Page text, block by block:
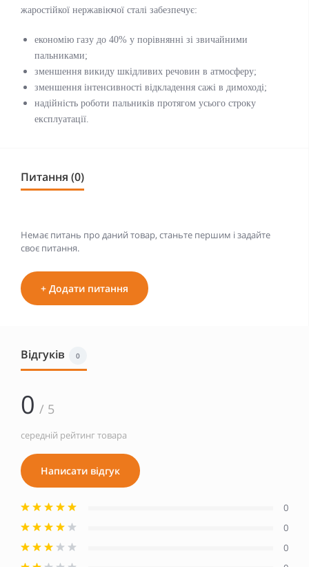
жаростійкої нержавіючої сталі забезпечує:
економію газу до 40% у порівнянні зі звичайними
пальниками;
зменшення викиду шкідливих речовин в атмосферу;
зменшення інтенсивності відкладення сажі в димоході;
надійність роботи пальників протягом усього строку
експлуатації.
Питання (0)
Немає питань про даний товар, станьте першим і задайте
своє питання.
+ Додати питання
Відгуків 0
0 / 5
середній рейтинг товара
Написати відгук
0
0
0